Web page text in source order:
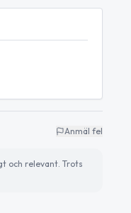
Anmäl fel
och relevant. Trots